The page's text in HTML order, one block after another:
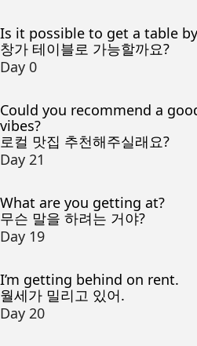
Is it possible to get a table
창가 테이블로 가능할까요?
Day 0
Could you recommend a
vibes?
로컬 맛집 추천해주실래요?
Day 21
What are you getting at?
무슨 말을 하려는 거야?
Day 19
I’m getting behind on rent.
월세가 밀리고 있어.
Day 20